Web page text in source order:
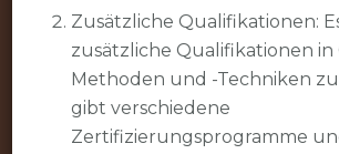
Zusätzliche Qualifikationen:
zusätzliche Qualifikationen in
Methoden und -Techniken
gibt verschiedene
Zertifizierungsprogramme